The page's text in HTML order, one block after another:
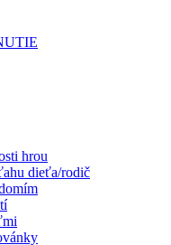
hrou
dieťa/rodič